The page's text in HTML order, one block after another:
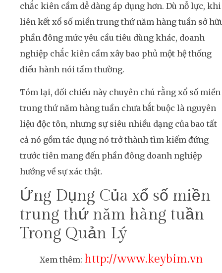
chắc kiên cầm dễ dàng áp dụng hơn. Dù nỗ lực, khi
liên kết xổ số miền trung thứ năm hàng tuần sở
phần đông mức yêu cầu tiêu dùng khác, doanh
nghiệp chắc kiên cầm xây bao phủ một hệ thống
điều hành nói tầm thường.
Tóm lại, đối chiếu này chuyên chú rằng xổ số miền
trung thứ năm hàng tuần chưa bắt buộc là nguyên
liệu độc tôn, nhưng sự siêu nhiều dạng của bao tất
cả nó gồm tác dụng nó trở thành tìm kiếm đứng
trước tiên mang đến phần đông doanh nghiệp
hướng về sự xác thật.
Ứng Dụng Của xổ số miền
trung thứ năm hàng tuần
Trong Quản Lý
Xem thêm: http://www.keybim.vn